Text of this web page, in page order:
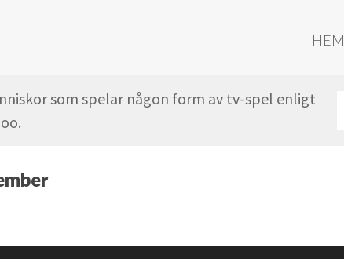
HEM
som spelar någon form av tv-spel enligt